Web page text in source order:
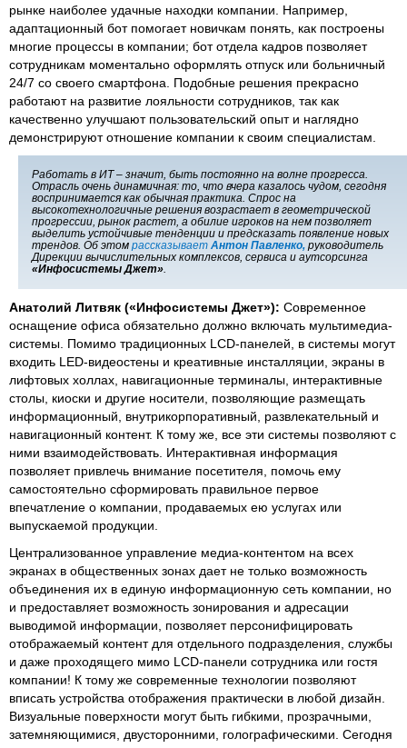
рынке наиболее удачные находки компании. Например,
адаптационный бот помогает новичкам понять, как построены
многие процессы в компании; бот отдела кадров позволяет
сотрудникам моментально оформлять отпуск или больничный
24/7 со своего смартфона. Подобные решения прекрасно
работают на развитие лояльности сотрудников, так как
качественно улучшают пользовательский опыт и наглядно
демонстрируют отношение компании к своим специалистам.
Работать в ИТ – значит, быть постоянно на волне прогресса.
Отрасль очень динамичная: то, что вчера казалось чудом, сегодня
воспринимается как обычная практика. Спрос на
высокотехнологичные решения возрастает в геометрической
прогрессии, рынок растет, а обилие игроков на нем позволяет
выделить устойчивые тенденции и предсказать появление новых
трендов. Об этом рассказывает Антон Павленко, руководитель
Дирекции вычислительных комплексов, сервиса и аутсорсинга
«Инфосистемы Джет»
Анатолий Литвяк («Инфосистемы Джет»): Современное
оснащение офиса обязательно должно включать мультимедиа-
системы. Помимо традиционных LCD-панелей, в системы могут
входить LED-видеостены и креативные инсталляции, экраны в
лифтовых холлах, навигационные терминалы, интерактивные
столы, киоски и другие носители, позволяющие размещать
информационный, внутрикорпоративный, развлекательный и
навигационный контент. К тому же, все эти системы позволяют с
ними взаимодействовать. Интерактивная информация
позволяет привлечь внимание посетителя, помочь ему
самостоятельно сформировать правильное первое
впечатление о компании, продаваемых ею услугах или
выпускаемой продукции.
Централизованное управление медиа-контентом на всех
экранах в общественных зонах дает не только возможность
объединения их в единую информационную сеть компании, но
и предоставляет возможность зонирования и адресации
выводимой информации, позволяет персонифицировать
отображаемый контент для отдельного подразделения, службы
и даже проходящего мимо LCD-панели сотрудника или гостя
компании! К тому же современные технологии позволяют
вписать устройства отображения практически в любой дизайн.
Визуальные поверхности могут быть гибкими, прозрачными,
затемняющимися, двусторонними, голографическими. Сегодня